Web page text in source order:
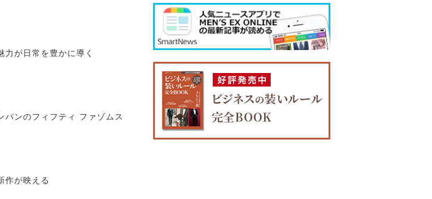
が日常を豊かに導く
パンのフィフティ ファゾムス
作が映える